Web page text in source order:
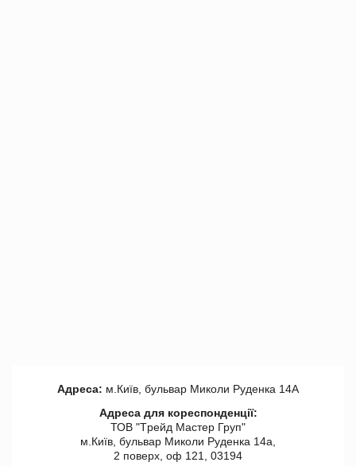
Адреса: м.Київ, бульвар Миколи Руденка 14А
Адреса для кореспонденції:
ТОВ "Tрейд Мастер Груп"
м.Київ, бульвар Миколи Руденка 14а,
2 поверх, оф 121, 03194